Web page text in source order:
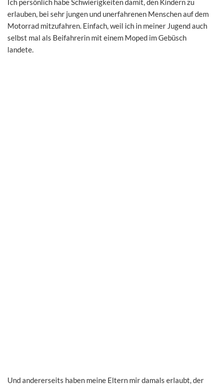
Ich persönlich habe Schwierigkeiten damit, den Kindern zu
erlauben, bei sehr jungen und unerfahrenen Menschen auf dem
Motorrad mitzufahren. Einfach, weil ich in meiner Jugend auch
selbst mal als Beifahrerin mit einem Moped im Gebüsch
landete.
Und andererseits haben meine Eltern mir damals erlaubt, der